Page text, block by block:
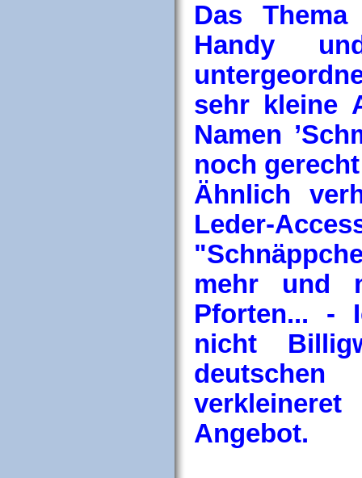
Das
Handy
sehr kleine
Namen
noch
Ähnlich
Leder-
mehr und
Pforten... -
nicht
Angebot.